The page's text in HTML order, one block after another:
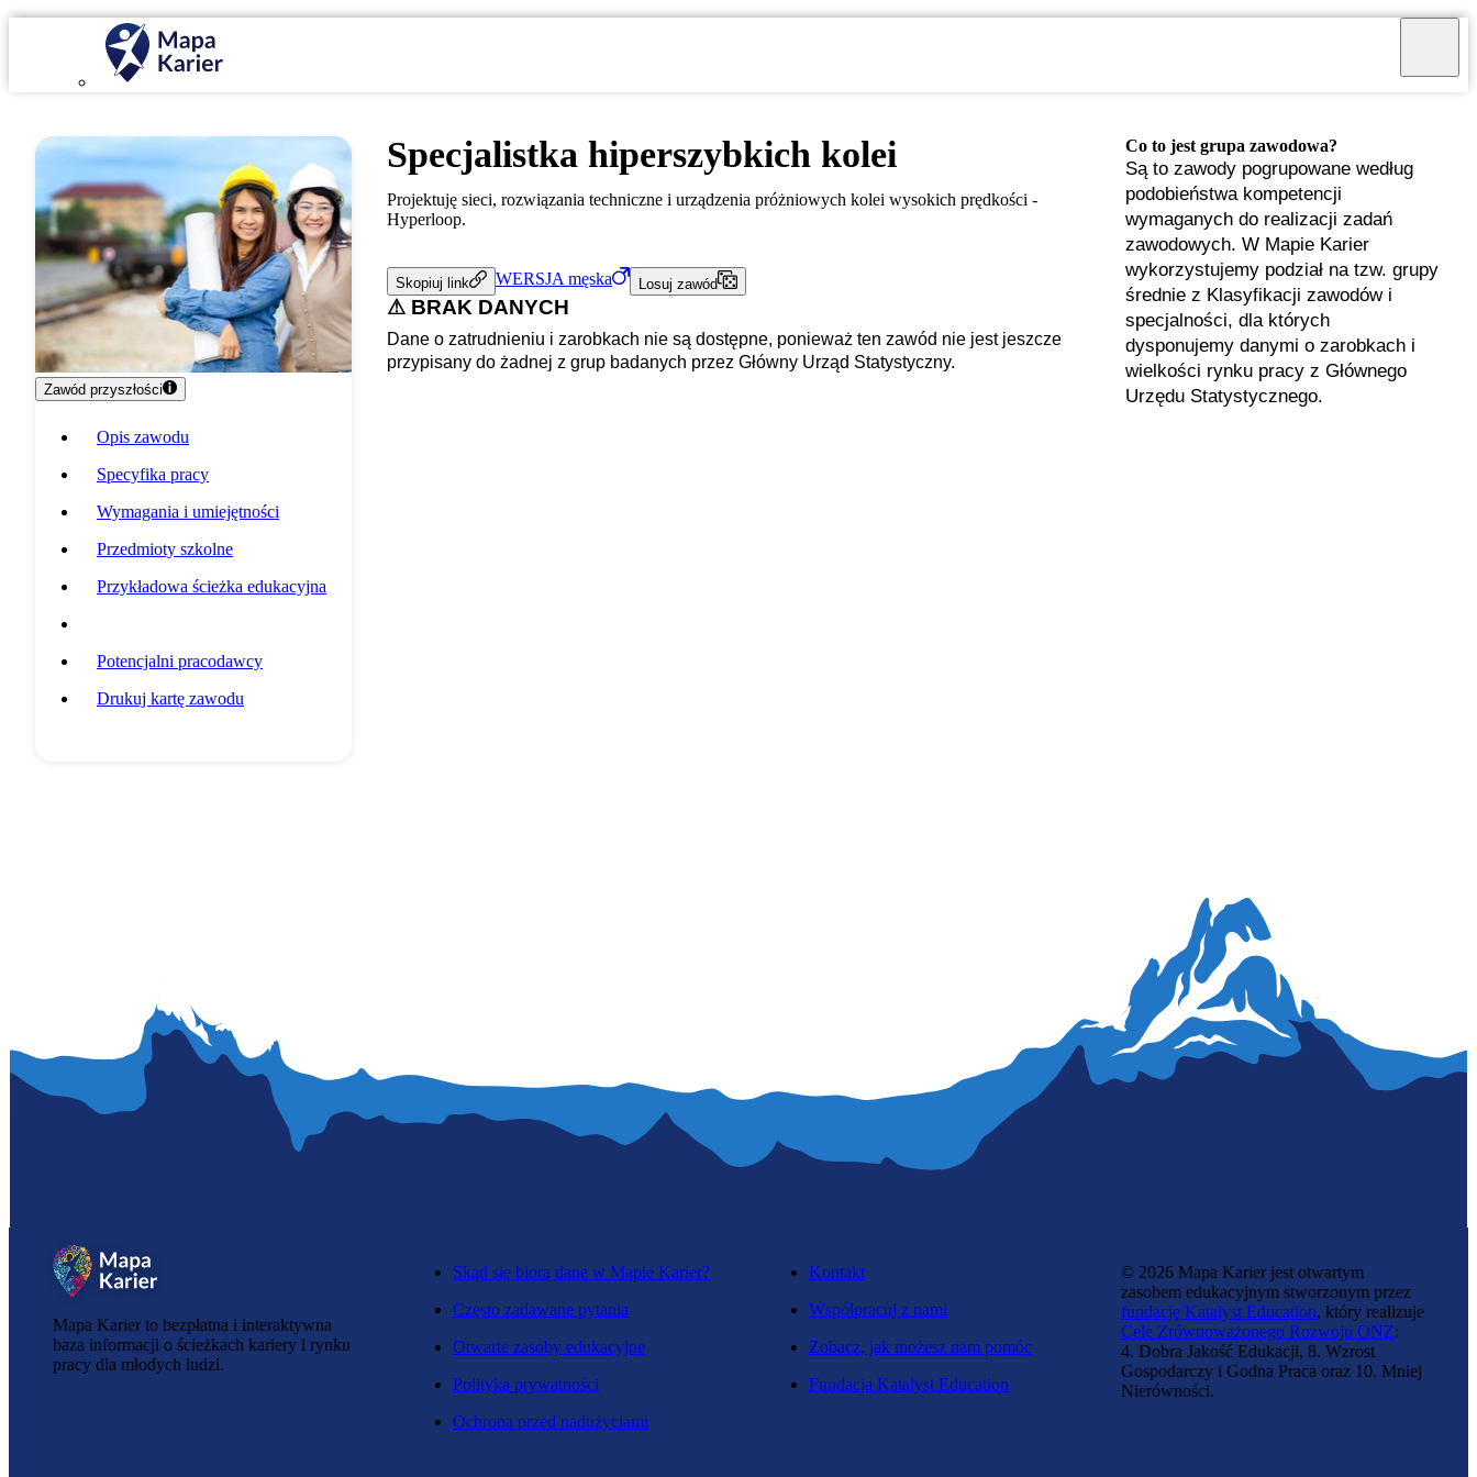
Zawód przyszłości
Opis zawodu
Specyfika pracy
Wymagania i umiejętności
Przedmioty szkolne
Przykładowa ścieżka edukacyjna
Potencjalni pracodawcy
Drukuj kartę zawodu
Specjalistka hiperszybkich kolei
Projektuję sieci, rozwiązania techniczne i urządzenia próżniowych kolei wysokich prędkości -
Hyperloop.
Skopiuj link WERSJA męska Losuj zawód
⚠ BRAK DANYCH
Dane o zatrudnieniu i zarobkach nie są dostępne, ponieważ ten zawód nie jest jeszcze
przypisany do żadnej z grup badanych przez Główny Urząd Statystyczny.
Co to jest grupa zawodowa?
Są to zawody pogrupowane według
podobieństwa kompetencji
wymaganych do realizacji zadań
zawodowych. W Mapie Karier
wykorzystujemy podział na tzw. grupy
średnie z Klasyfikacji zawodów i
specjalności, dla których
dysponujemy danymi o zarobkach i
wielkości rynku pracy z Głównego
Urzędu Statystycznego.
Mapa Karier to bezpłatna i interaktywna
baza informacji o ścieżkach kariery i rynku
pracy dla młodych ludzi.
Skąd się biorą dane w Mapie Karier?
Często zadawane pytania
Otwarte zasoby edukacyjne
Polityka prywatności
Ochrona przed nadużyciami
Kontakt
Współpracuj z nami
Zobacz, jak możesz nam pomóc
Fundacja Katalyst Education
© 2026 Mapa Karier jest otwartym
zasobem edukacyjnym stworzonym przez
fundację Katalyst Education, który realizuje
Cele Zrównoważonego Rozwoju ONZ:
4. Dobra Jakość Edukacji, 8. Wzrost
Gospodarczy i Godna Praca oraz 10. Mniej
Nierówności.